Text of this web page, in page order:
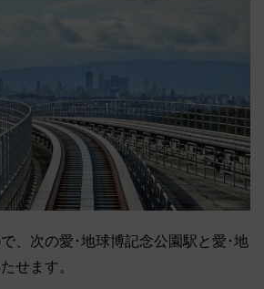
、次の愛･地球博記念公園駅と愛･地
せます。